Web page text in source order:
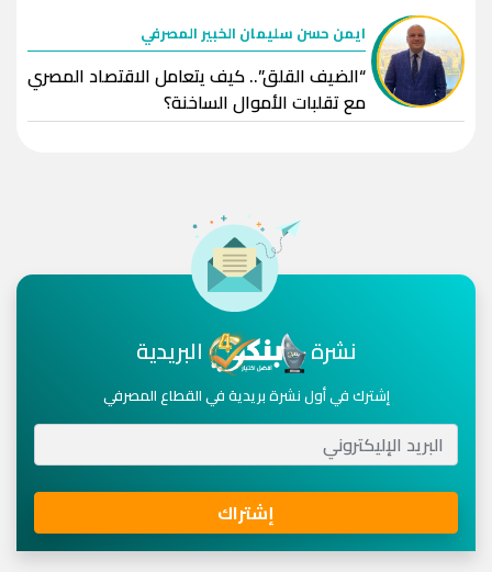
ايمن حسن سليمان الخبير المصرفي
“الضيف القلق”.. كيف يتعامل الاقتصاد المصري
مع تقلبات الأموال الساخنة؟
نشرة البريدية
إشترك في أول نشرة بريدية في القطاع المصرفي